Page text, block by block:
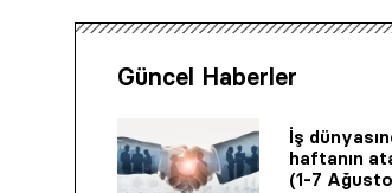
Güncel Haberler
İş
haftanın
(1-7